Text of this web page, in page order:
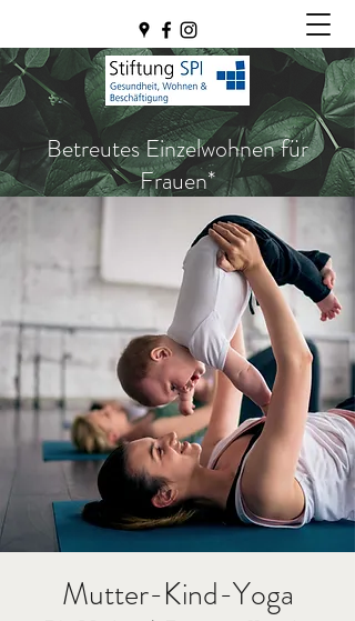
Betreutes Einzelwohnen für
Frauen*
Mutter-Kind-Yoga